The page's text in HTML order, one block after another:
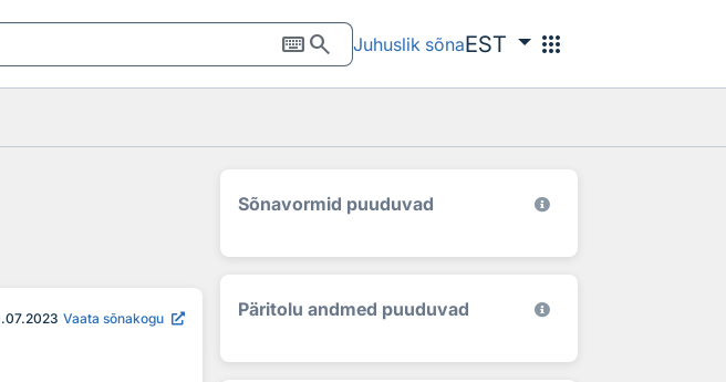
keyboardsearch Juhuslik sõnaEST apps
Vaata sõnakogu
Sõnavormid puuduvad
Päritolu andmed puuduvad